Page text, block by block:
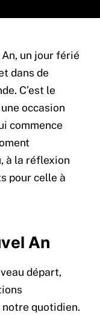
un jour férié
dans de
C’est le
occasion
commence
à la réflexion
pour celle à
An
départ,
quotidien.